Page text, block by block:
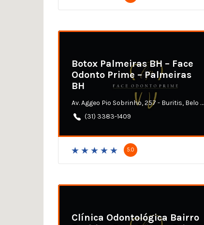
Botox Palmeiras BH – Face
Odonto Prime – Palmeiras
BH
Av. Aggeo Pio Sobrinho, 257 - Buritis, Belo Horizonte - MG
(31) 3383-1409
5.0
Clínica Odontológica Bairro